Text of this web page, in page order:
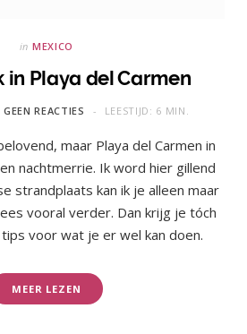
in MEXICO
in Playa del Carmen
GEEN REACTIES LEESTIJD: 6 MIN.
maar Playa del Carmen in
nachtmerrie. Ik word hier gillend
strandplaats kan ik je alleen maar
vooral verder. Dan krijg je tóch
voor wat je er wel kan doen.
MEER LEZEN